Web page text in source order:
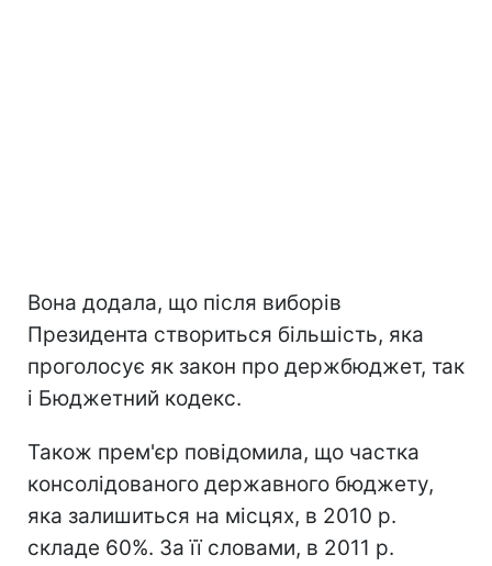
Вона додала, що після виборів
Президента створиться більшість, яка
проголосує як закон про держбюджет, так
і Бюджетний кодекс.
Також прем'єр повідомила, що частка
консолідованого державного бюджету,
яка залишиться на місцях, в 2010 р.
складе 60%. За її словами, в 2011 р.